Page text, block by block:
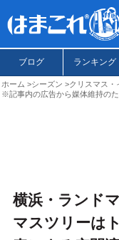
ブログ ランキング
ホーム シーズン
クリスマス・
※記事内の広告から媒体維持の
横浜・ランド
マスツリーは